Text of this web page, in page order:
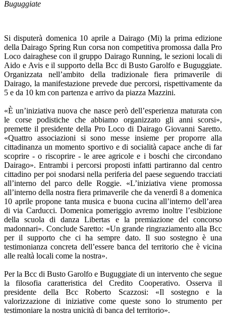
Buguggiate
Si disputerà domenica 10 aprile a Dairago (Mi) la prima edizione
della Dairago Spring Run corsa non competitiva promossa dalla Pro
Loco dairaghese con il gruppo Dairago Running, le sezioni locali di
Aido e Avis e il supporto della Bcc di Busto Garolfo e Buguggiate.
Organizzata nell’ambito della tradizionale fiera primaverile di
Dairago, la manifestazione prevede due percorsi, rispettivamente da
5 e da 10 km con partenza e arrivo da piazza Mazzini.
«È un’iniziativa nuova che nasce però dell’esperienza maturata con
le corse podistiche che abbiamo organizzato gli anni scorsi»,
premette il presidente della Pro Loco di Dairago Giovanni Saretto.
«Quattro associazioni si sono messe insieme per proporre alla
cittadinanza un momento sportivo e di socialità capace anche di far
scoprire - o riscoprire - le aree agricole e i boschi che circondano
Dairago». Entrambi i percorsi proposti infatti partiranno dal centro
cittadino per poi snodarsi nella periferia del paese seguendo tracciati
all’interno del parco delle Roggie. «L’iniziativa viene promossa
all’interno della nostra fiera primaverile che da venerdì 8 a domenica
10 aprile propone tanta musica e buona cucina all’interno dell’area
di via Carducci. Domenica pomeriggio avremo inoltre l’esibizione
della scuola di danza Libertas e la premiazione del concorso
madonnari». Conclude Saretto: «Un grande ringraziamento alla Bcc
per il supporto che ci ha sempre dato. Il suo sostegno è una
testimonianza concreta dell’essere banca del territorio che è vicina
alle realtà locali come la nostra».
Per la Bcc di Busto Garolfo e Buguggiate di un intervento che segue
la filosofia caratteristica del Credito Cooperativo. Osserva il
presidente della Bcc Roberto Scazzosi: «Il sostegno e la
valorizzazione di iniziative come queste sono lo strumento per
testimoniare la nostra unicità di banca del territorio».